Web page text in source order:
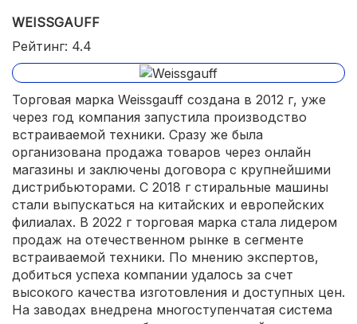
WEISSGAUFF
Рейтинг: 4.4
Торговая марка Weissgauff создана в 2012 г, уже
через год компания запустила производство
встраиваемой техники. Сразу же была
организована продажа товаров через онлайн
магазины и заключены договора с крупнейшими
дистрибьюторами. С 2018 г стиральные машины
стали выпускаться на китайских и европейских
филиалах. В 2022 г торговая марка стала лидером
продаж на отечественном рынке в сегменте
встраиваемой техники. По мнению экспертов,
добиться успеха компании удалось за счет
высокого качества изготовления и доступных цен.
На заводах внедрена многоступенчатая система